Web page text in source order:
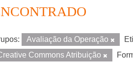
Avaliação da Operação
Commons Atribuição